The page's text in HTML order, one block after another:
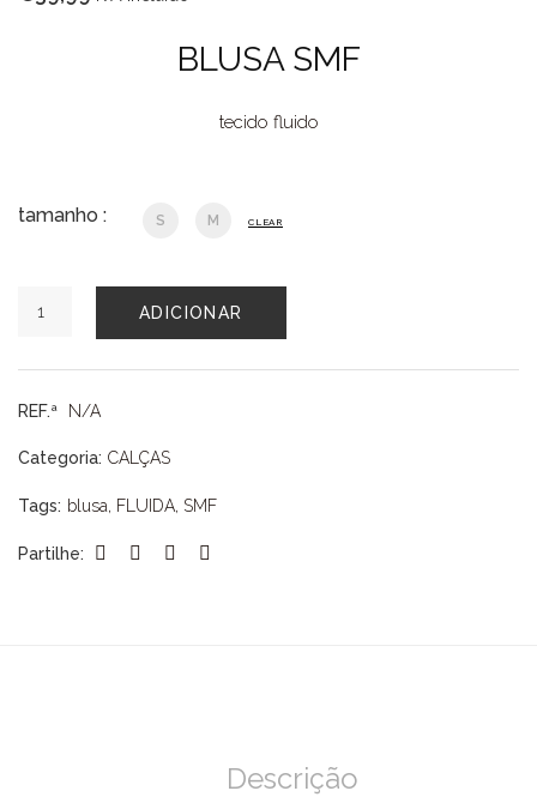
BLUSA SMF
tecido fluido
tamanho : S M CLEAR
de
SMF
ADICIONAR
REF.ª N/A
Categoria: CALÇAS
Tags: blusa, FLUIDA, SMF
Partilhe:
Descrição